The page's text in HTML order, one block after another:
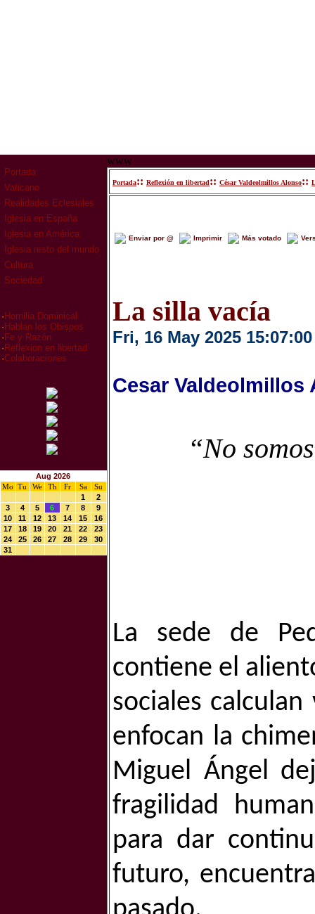
Portada
Vaticano
Realidades Eclesiales
Iglesia en España
Iglesia en América
Iglesia resto del mundo
Cultura
Sociedad
· Homilia Dominical
· Hablan los Obispos
· Fe y Razón
· Reflexion en libertad
·Colaboraciones
Aug 2026
Mo
Tu We Th Fr Sa
Su
1
2
3
4 5 6 7 8
9
10
11 12 13 14 15
16
17
18 19 20 21 22
23
24
25 26 27 28 29
30
31
www
Portada:: Reflexión en libertad:: César Valdeolmillos Alonso::
Enviar por @ Imprimir Más votado
La silla vacía
Fri, 16 May 2025 15:07:00
Cesar Valdeolmillos
“No
La sede de
contiene el
sociales
enfocan la
Miguel Ángel
fragilidad
para dar
futuro,